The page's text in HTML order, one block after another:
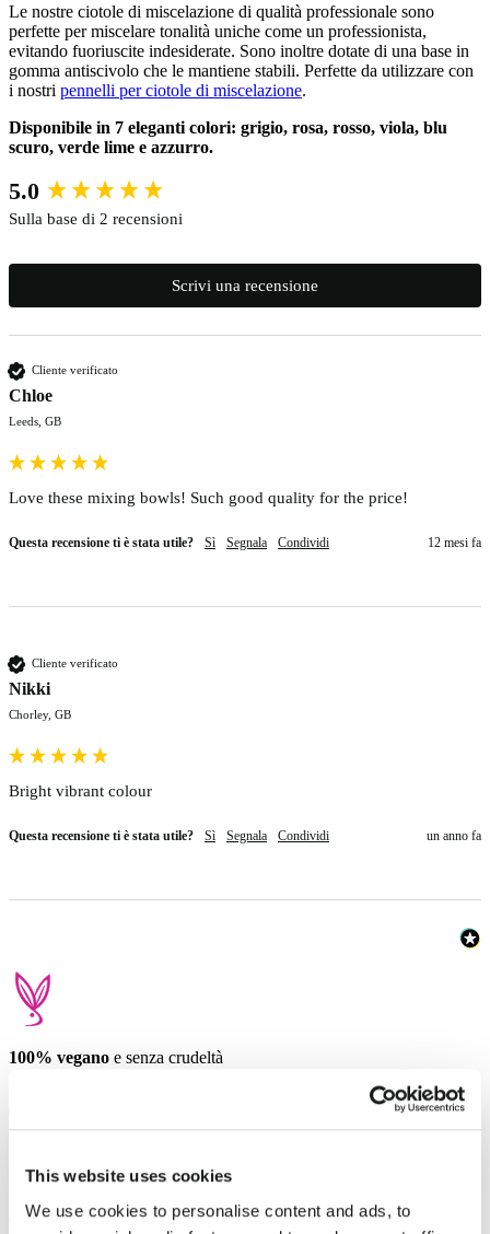
This website uses cookies
We use cookies to personalise content and ads, to
Le nostre ciotole di miscelazione di qualità professionale sono
perfette per miscelare tonalità uniche come un professionista,
evitando fuoriuscite indesiderate. Sono inoltre dotate di una base in
gomma antiscivolo che le mantiene stabili. Perfette da utilizzare con
i nostri pennelli per ciotole di miscelazione.
Disponibile in 7 eleganti colori: grigio, rosa, rosso, viola, blu
scuro, verde lime e azzurro.
5.0
Sulla base di 2 recensioni
Scrivi una recensione
Cliente verificato
Chloe
Leeds, GB
Love these mixing bowls! Such good quality for the price!
Questa recensione ti è stata utile? Sì Segnala Condividi 12 mesi fa
Cliente verificato
Nikki
Chorley, GB
Bright vibrant colour
Questa recensione ti è stata utile? Sì Segnala Condividi un anno fa
New content loaded
100% vegano e senza crudeltà